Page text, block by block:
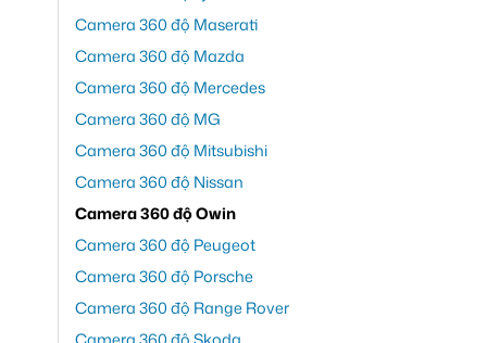
Camera 360 độ Maserati
Camera 360 độ Mazda
Camera 360 độ Mercedes
Camera 360 độ MG
Camera 360 độ Mitsubishi
Camera 360 độ Nissan
Camera 360 độ Owin
Camera 360 độ Peugeot
Camera 360 độ Porsche
Camera 360 độ Range Rover